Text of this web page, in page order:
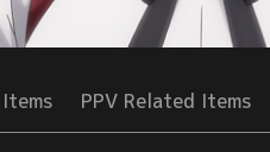
PPV Related Items